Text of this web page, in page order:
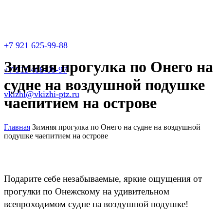
+7 921 625-99-88
+7 911 408-06-97
vkizhi@vkizhi-ptz.ru
Зимняя прогулка по Онего на
судне на воздушной подушке
чаепитием на острове
Главная Зимняя прогулка по Онего на судне на воздушной
подушке чаепитием на острове
Подарите себе незабываемые, яркие ощущения от
прогулки по Онежскому на удивительном
всепроходимом судне на воздушной подушке!